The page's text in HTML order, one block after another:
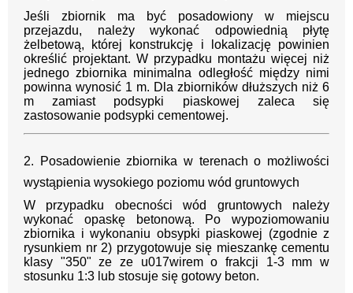
Jeśli zbiornik ma być posadowiony w miejscu
przejazdu, należy wykonać odpowiednią płytę
żelbetową, której konstrukcję i lokalizację powinien
określić projektant. W przypadku montażu więcej niż
jednego zbiornika minimalna odległość między nimi
powinna wynosić 1 m. Dla zbiorników dłuższych niż 6
m zamiast podsypki piaskowej zaleca się
zastosowanie podsypki cementowej.
2. Posadowienie zbiornika w terenach o możliwości
wystąpienia wysokiego poziomu wód gruntowych
W przypadku obecności wód gruntowych należy
wykonać opaskę betonową. Po wypoziomowaniu
zbiornika i wykonaniu obsypki piaskowej (zgodnie z
rysunkiem nr 2) przygotowuje się mieszankę cementu
klasy "350" ze ze u017wirem o frakcji 1-3 mm w
stosunku 1:3 lub stosuje się gotowy beton.